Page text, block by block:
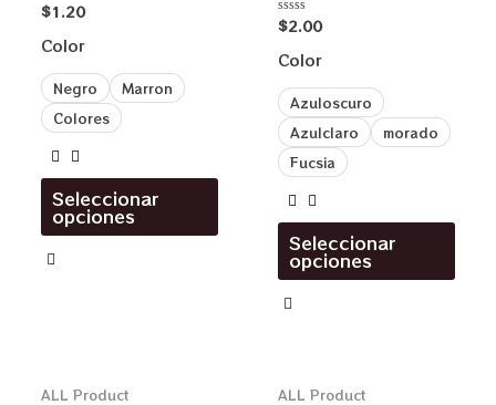
Valorado
0
de
$1.20
Color
Negro
Marron
Colores
Seleccionar
opciones
Valorado
0
de
$2.00
Color
Azuloscuro
Azulclaro
morado
Fucsia
Seleccionar
opciones
ALL Product ALL Product